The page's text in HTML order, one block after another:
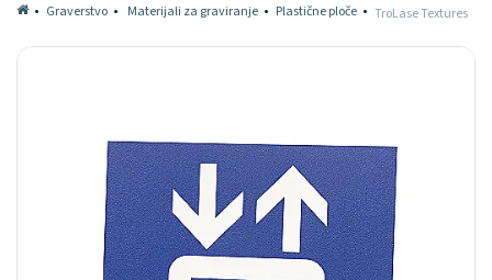
Graverstvo Materijali za graviranje Plastične ploče TroLase Textures